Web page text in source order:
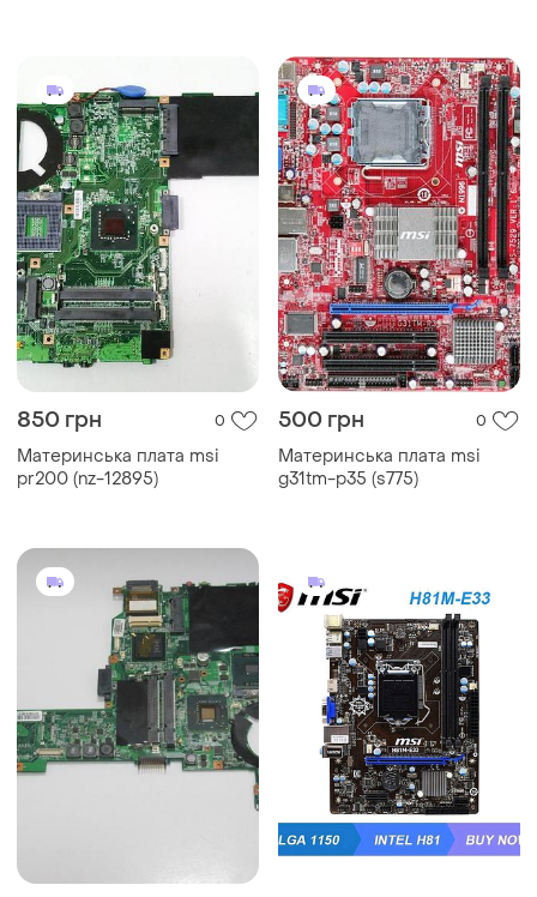
850 грн 0
Материнська плата msi
pr200 (nz-12895)
500 грн 0
Материнська плата msi
g31tm-p35 (s775)